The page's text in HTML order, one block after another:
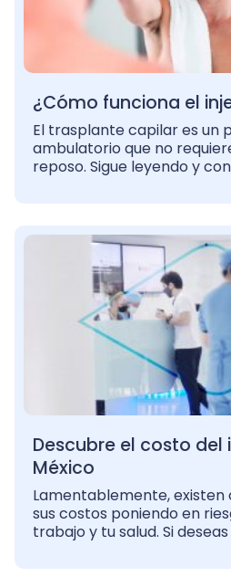
¿Cómo funciona el
El trasplante capilar es un
ambulatorio que no
reposo. Sigue leyendo y
Descubre el costo del
México
Lamentablemente, existen
sus costos poniendo en
trabajo y tu salud. Si deseas